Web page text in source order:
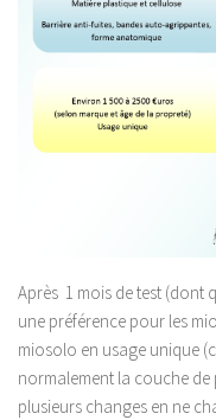
Après 1 mois de test (dont
une préférence pour les
miosolo en usage unique
normalement la couche
plusieurs changes en ne